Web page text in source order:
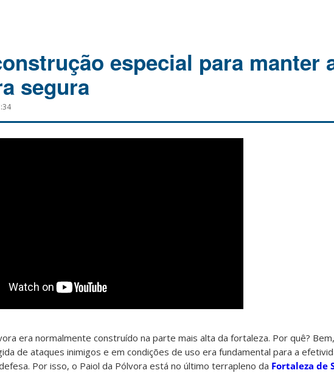
especial para manter
segura
era normalmente construído na parte mais alta da fortaleza. Por quê?
de ataques inimigos e em condições de uso era fundamental para a
Por isso, o Paiol da Pólvora está no último terrapleno da Fortaleza de